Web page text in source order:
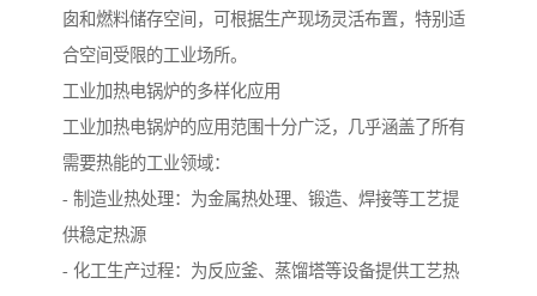
囱和燃料储存空间，可根据生产现场灵活布置，特别适
合空间受限的工业场所。
工业加热电锅炉的多样化应用
工业加热电锅炉的应用范围十分广泛，几乎涵盖了所有
需要热能的工业领域：
- 制造业热处理：为金属热处理、锻造、焊接等工艺提
供稳定热源
- 化工生产过程：为反应釜、蒸馏塔等设备提供工艺热